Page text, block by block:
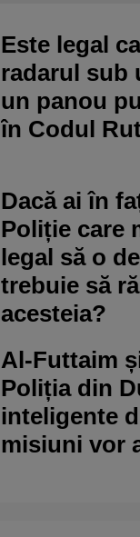
Este legal
radarul sub
un panou
în Codul
Dacă ai în
Poliție care
legal să o
trebuie să
acesteia?
Al-Futtaim
Poliția din
inteligente
misiuni vor